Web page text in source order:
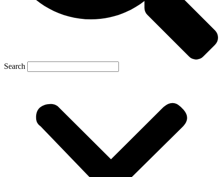
Search